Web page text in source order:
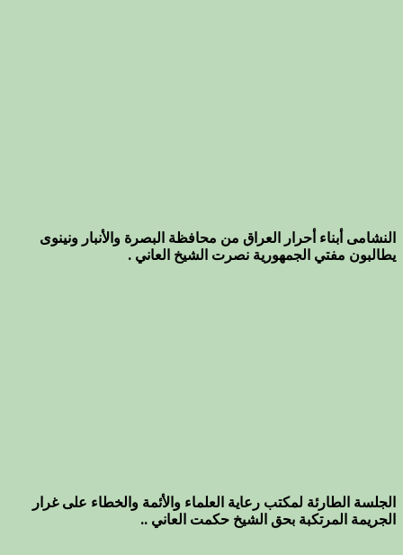
النشامى أبناء أحرار العراق من محافظة البصرة والأنبار ونينوى
يطالبون مفتي الجمهورية نصرت الشيخ العاني .
الجلسة الطارئة لمكتب رعاية العلماء والأئمة والخطاء على غرار
الجريمة المرتكبة بحق الشيخ حكمت العاني ..